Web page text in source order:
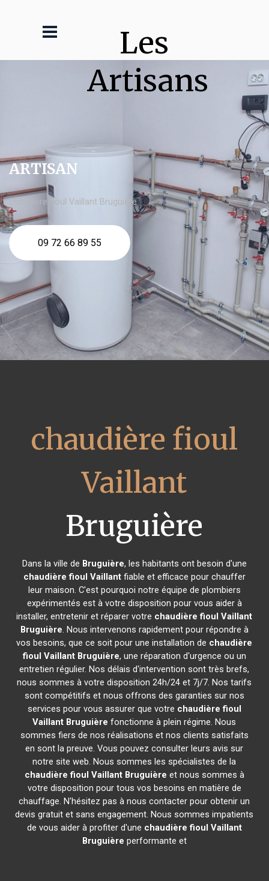
Les
Artisans
ARTISAN
chaudière fioul Vaillant Bruguière
09 72 66 89 55
chaudière fioul
Vaillant
Bruguière
Dans la ville de Bruguière, les habitants ont besoin d'une
chaudière fioul Vaillantfiable et efficace pour chauffer
leur maison. C'est pourquoi notre équipe de plombiers
expérimentés est à votre disposition pour vous aider à
installer, entretenir et réparer votre chaudière fioul Vaillant
Bruguière. Nous intervenons rapidement pour répondre à
vos besoins, que ce soit pour une installation de chaudière
fioul Vaillant Bruguière, une réparation d'urgence ou un
entretien régulier. Nos délais d'intervention sont très brefs,
nous sommes à votre disposition 24h/24 et 7j/7. Nos tarifs
sont compétitifs et nous offrons des garanties sur nos
services pour vous assurer que votre chaudière fioul
Vaillant Bruguière fonctionne à plein régime. Nous
sommes fiers de nos réalisations et nos clients satisfaits
en sont la preuve. Vous pouvez consulter leurs avis sur
notre site web. Nous sommes les spécialistes de la
chaudière fioul Vaillant Bruguière et nous sommes à
votre disposition pour tous vos besoins en matière de
chauffage. N'hésitez pas à nous contacter pour obtenir un
devis gratuit et sans engagement. Nous sommes impatients
de vous aider à profiter d'une chaudière fioul Vaillant
Bruguière performante et